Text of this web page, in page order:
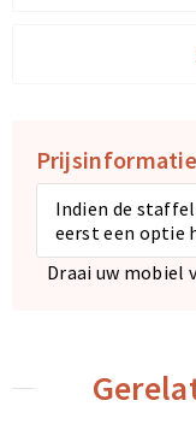
Prijsinformatie
Indien de
eerst een optie
Draai uw mobiel